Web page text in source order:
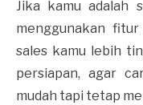
Jika kamu adalah
menggunakan
sales kamu lebih
persiapan, agar
mudah tapi tetap